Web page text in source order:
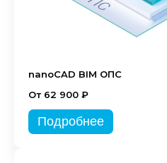
nanoCAD BIM ОПС
От 62 900 ₽
Подробнее